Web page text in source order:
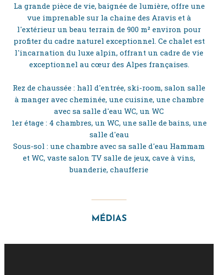
La grande pièce de vie, baignée de lumière, offre une
vue imprenable sur la chaine des Aravis et à
l'extérieur un beau terrain de 900 m² environ pour
profiter du cadre naturel exceptionnel. Ce chalet est
l'incarnation du luxe alpin, offrant un cadre de vie
exceptionnel au cœur des Alpes françaises.
Rez de chaussée : hall d'entrée, ski-room, salon salle
à manger avec cheminée, une cuisine, une chambre
avec sa salle d'eau WC, un WC
1er étage : 4 chambres, un WC, une salle de bains, une
salle d'eau
Sous-sol : une chambre avec sa salle d'eau Hammam
et WC, vaste salon TV salle de jeux, cave à vins,
buanderie, chaufferie
MÉDIAS